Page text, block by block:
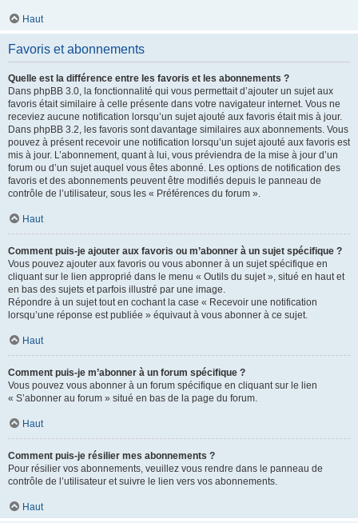
Haut
Favoris et abonnements
Quelle est la différence entre les favoris et les abonnements ?
Dans phpBB 3.0, la fonctionnalité qui vous permettait d’ajouter un sujet aux
favoris était similaire à celle présente dans votre navigateur internet. Vous ne
receviez aucune notification lorsqu’un sujet ajouté aux favoris était mis à jour.
Dans phpBB 3.2, les favoris sont davantage similaires aux abonnements. Vous
pouvez à présent recevoir une notification lorsqu’un sujet ajouté aux favoris est
mis à jour. L’abonnement, quant à lui, vous préviendra de la mise à jour d’un
forum ou d’un sujet auquel vous êtes abonné. Les options de notification des
favoris et des abonnements peuvent être modifiés depuis le panneau de
contrôle de l’utilisateur, sous les « Préférences du forum ».
Haut
Comment puis-je ajouter aux favoris ou m’abonner à un sujet spécifique ?
Vous pouvez ajouter aux favoris ou vous abonner à un sujet spécifique en
cliquant sur le lien approprié dans le menu « Outils du sujet », situé en haut et
en bas des sujets et parfois illustré par une image.
Répondre à un sujet tout en cochant la case « Recevoir une notification
lorsqu’une réponse est publiée » équivaut à vous abonner à ce sujet.
Haut
Comment puis-je m’abonner à un forum spécifique ?
Vous pouvez vous abonner à un forum spécifique en cliquant sur le lien
« S’abonner au forum » situé en bas de la page du forum.
Haut
Comment puis-je résilier mes abonnements ?
Pour résilier vos abonnements, veuillez vous rendre dans le panneau de
contrôle de l’utilisateur et suivre le lien vers vos abonnements.
Haut